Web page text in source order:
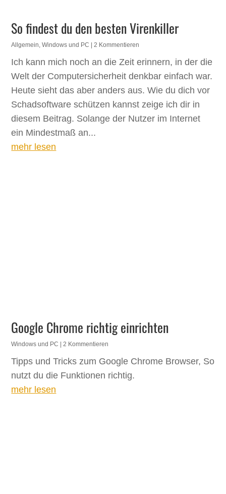
So findest du den besten Virenkiller
Allgemein ,Windows und PC | 2 Kommentieren
Ich kann mich noch an die Zeit erinnern, in der die
Welt der Computersicherheit denkbar einfach war.
Heute sieht das aber anders aus. Wie du dich vor
Schadsoftware schützen kannst zeige ich dir in
diesem Beitrag. Solange der Nutzer im Internet
ein Mindestmaß an...
mehr lesen
Google Chrome richtig einrichten
Windows und PC | 2 Kommentieren
Tipps und Tricks zum Google Chrome Browser, So
nutzt du die Funktionen richtig.
mehr lesen